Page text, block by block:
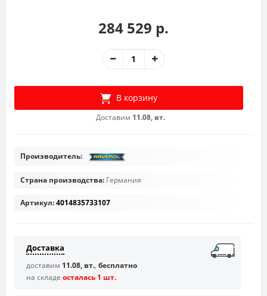
284 529 р.
В корзину
Доставим 11.08, вт.
Производитель:
Страна производства: Германия
Артикул:4014835733107
Доставка
доставим 11.08, вт., бесплатно
на складе осталась 1 шт.